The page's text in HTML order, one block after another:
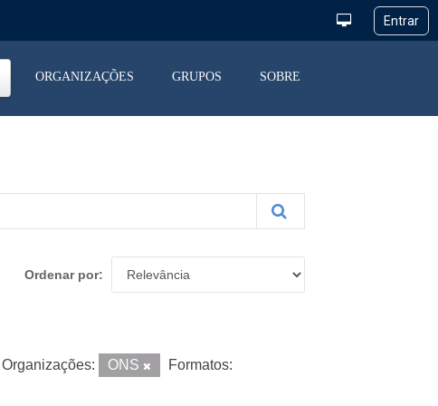
ORGANIZAÇÕES GRUPOS SOBRE
Ordenar por
Organizações: ONS
Formatos: